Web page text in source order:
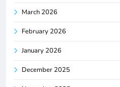
March 2026
February 2026
January 2026
December 2025